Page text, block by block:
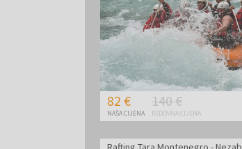
82 €
NAŠA CIJENA
140 €
REDOVNA CIJENA